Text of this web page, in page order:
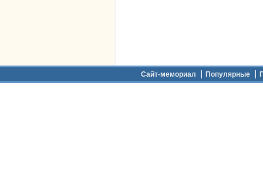
Сайт-мемориал Популярные